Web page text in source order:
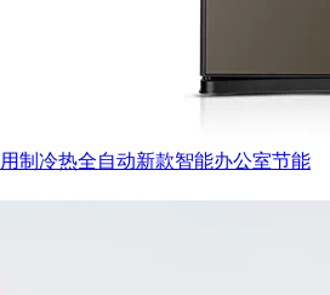
制冷热全自动新款智能办公室节能